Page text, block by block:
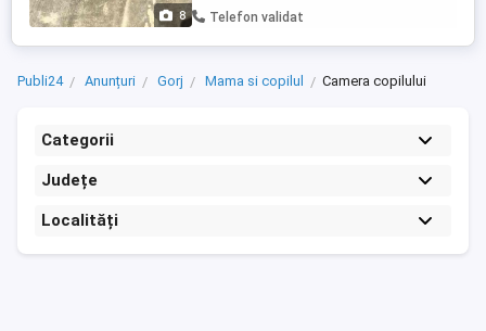
8 Telefon validat
Publi24 Anunțuri Gorj Mama si copilul Camera copilului
Categorii
Județe
Localități